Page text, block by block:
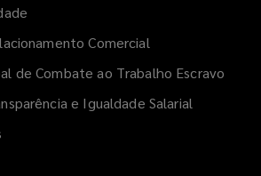
Comercial
de Combate ao Trabalho Escravo
e Igualdade Salarial